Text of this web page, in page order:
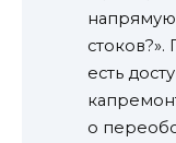
есть
о